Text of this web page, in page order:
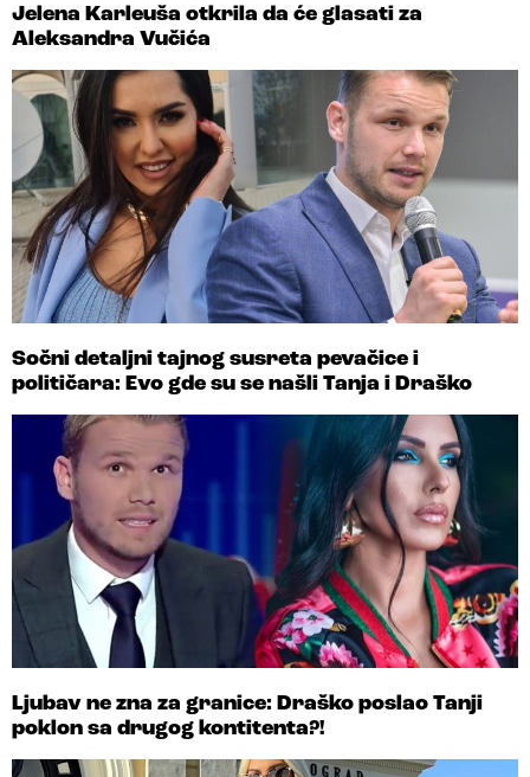
Jelena Karleuša otkrila da će glasati za
Aleksandra Vučića
Sočni detaljni tajnog susreta pevačice i
političara: Evo gde su se našli Tanja i Draško
Ljubav ne zna za granice: Draško poslao Tanji
poklon sa drugog kontitenta?!